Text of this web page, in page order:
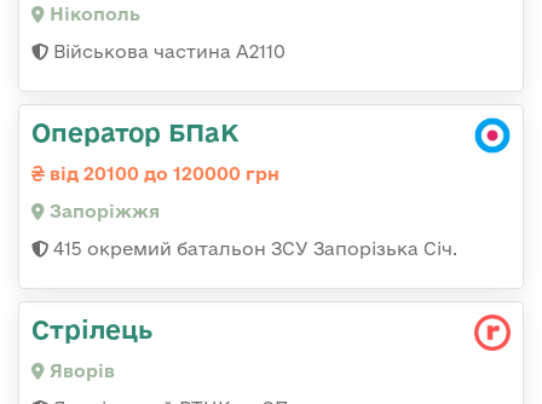
Нікополь
Військова частина А2110
Оператор БПаК
від 20100 до 120000 грн
Запоріжжя
415 окремий батальон ЗСУ Запорізька Січ.
Стрілець
Яворів